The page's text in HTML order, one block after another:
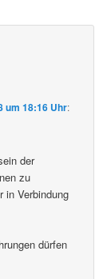
um 18:16 Uhr:
der
zu
in Verbindung
dürfen